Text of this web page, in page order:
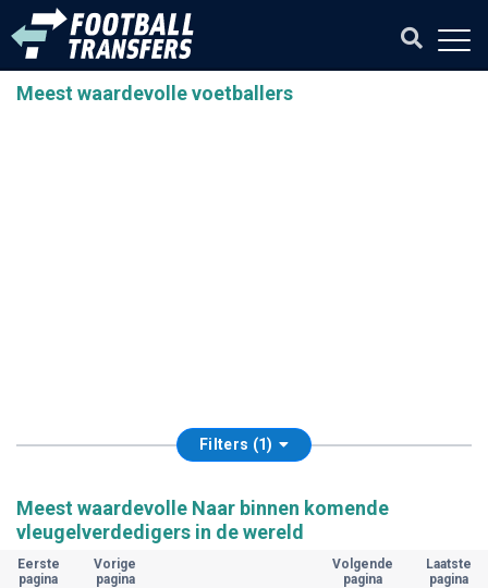
Meest waardevolle voetballers
Filters (1)
Meest waardevolle Naar binnen komende
vleugelverdedigers in de wereld
Eerste
pagina
Vorige
pagina
Volgende
pagina
Laatste
pagina